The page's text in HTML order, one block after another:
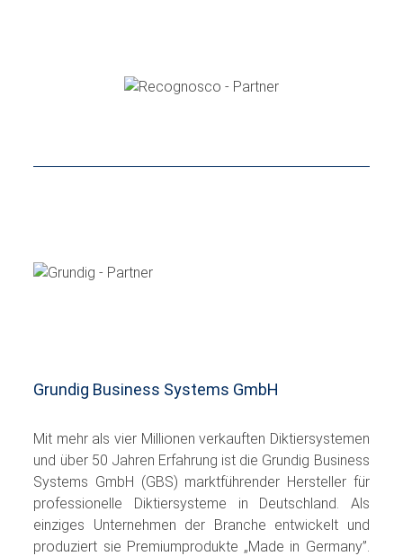
Grundig Business Systems GmbH
Mit mehr als vier Millionen verkauften Diktier­systemen
und über 50 Jahren Erfahrung ist die Grundig Business
Systems GmbH (GBS) marktführender Hersteller für
professionelle Diktiersysteme in Deutschland. Als
einziges Unternehmen der Branche entwickelt und
produziert sie Premiumprodukte „Made in Germany”.